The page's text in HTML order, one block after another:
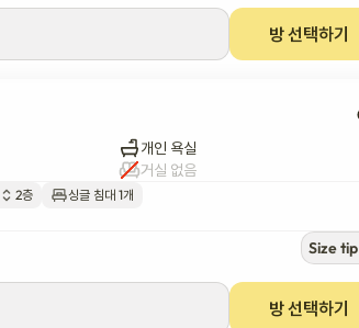
방 선택하기
개인 욕실
거실 없음
2층 싱글 침대 1개
Size tip
방 선택하기